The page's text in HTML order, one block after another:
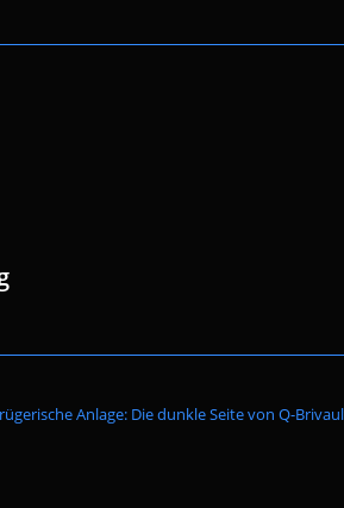
Suche
Anlage: Die dunkle Seite von Q-